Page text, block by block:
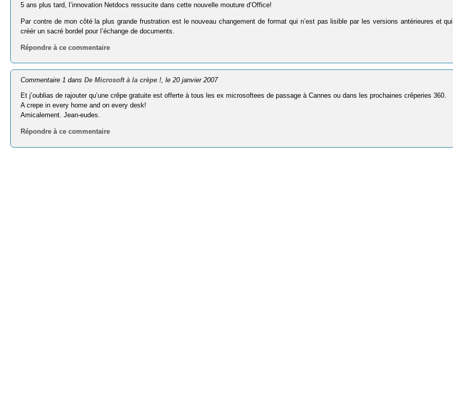
5 ans plus tard, l’innovation Netdocs ressucite dans cette nouvelle mouture d’Office!
Par contre de mon côté la plus grande frustration est le nouveau changement de format qui n’est pas lisible par les versions antérieures et qui
créér un sacré bordel pour l’échange de documents.
Répondre à ce commentaire
Commentaire 1 dansDe Microsoft à la crèpe !, le 20 janvier 2007
Et j’oublias de rajouter qu’une crêpe gratuite est offerte à tous les ex microsoftees de passage à Cannes ou dans les prochaines crêperies 360.
A crepe in every home and on every desk!
Amicalement. Jean-eudes.
Répondre à ce commentaire